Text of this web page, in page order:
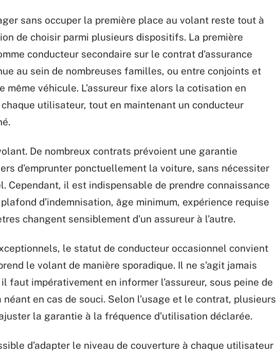
sans occuper la première place au volant reste tout à
de choisir parmi plusieurs dispositifs. La première
conducteur secondaire sur le contrat d’assurance
au sein de nombreuses familles, ou entre conjoints et
véhicule. L’assureur fixe alors la cotisation en
utilisateur, tout en maintenant un conducteur
De nombreux contrats prévoient une garantie
d’emprunter ponctuellement la voiture, sans nécessiter
Cependant, il est indispensable de prendre connaissance
d’indemnisation, âge minimum, expérience requise
changent sensiblement d’un assureur à l’autre.
le statut de conducteur occasionnel convient
le volant de manière sporadique. Il ne s’agit jamais
faut impérativement en informer l’assureur, sous peine de
en cas de souci. Selon l’usage et le contrat, plusieurs
la garantie à la fréquence d’utilisation déclarée.
d’adapter le niveau de couverture à chaque utilisateur